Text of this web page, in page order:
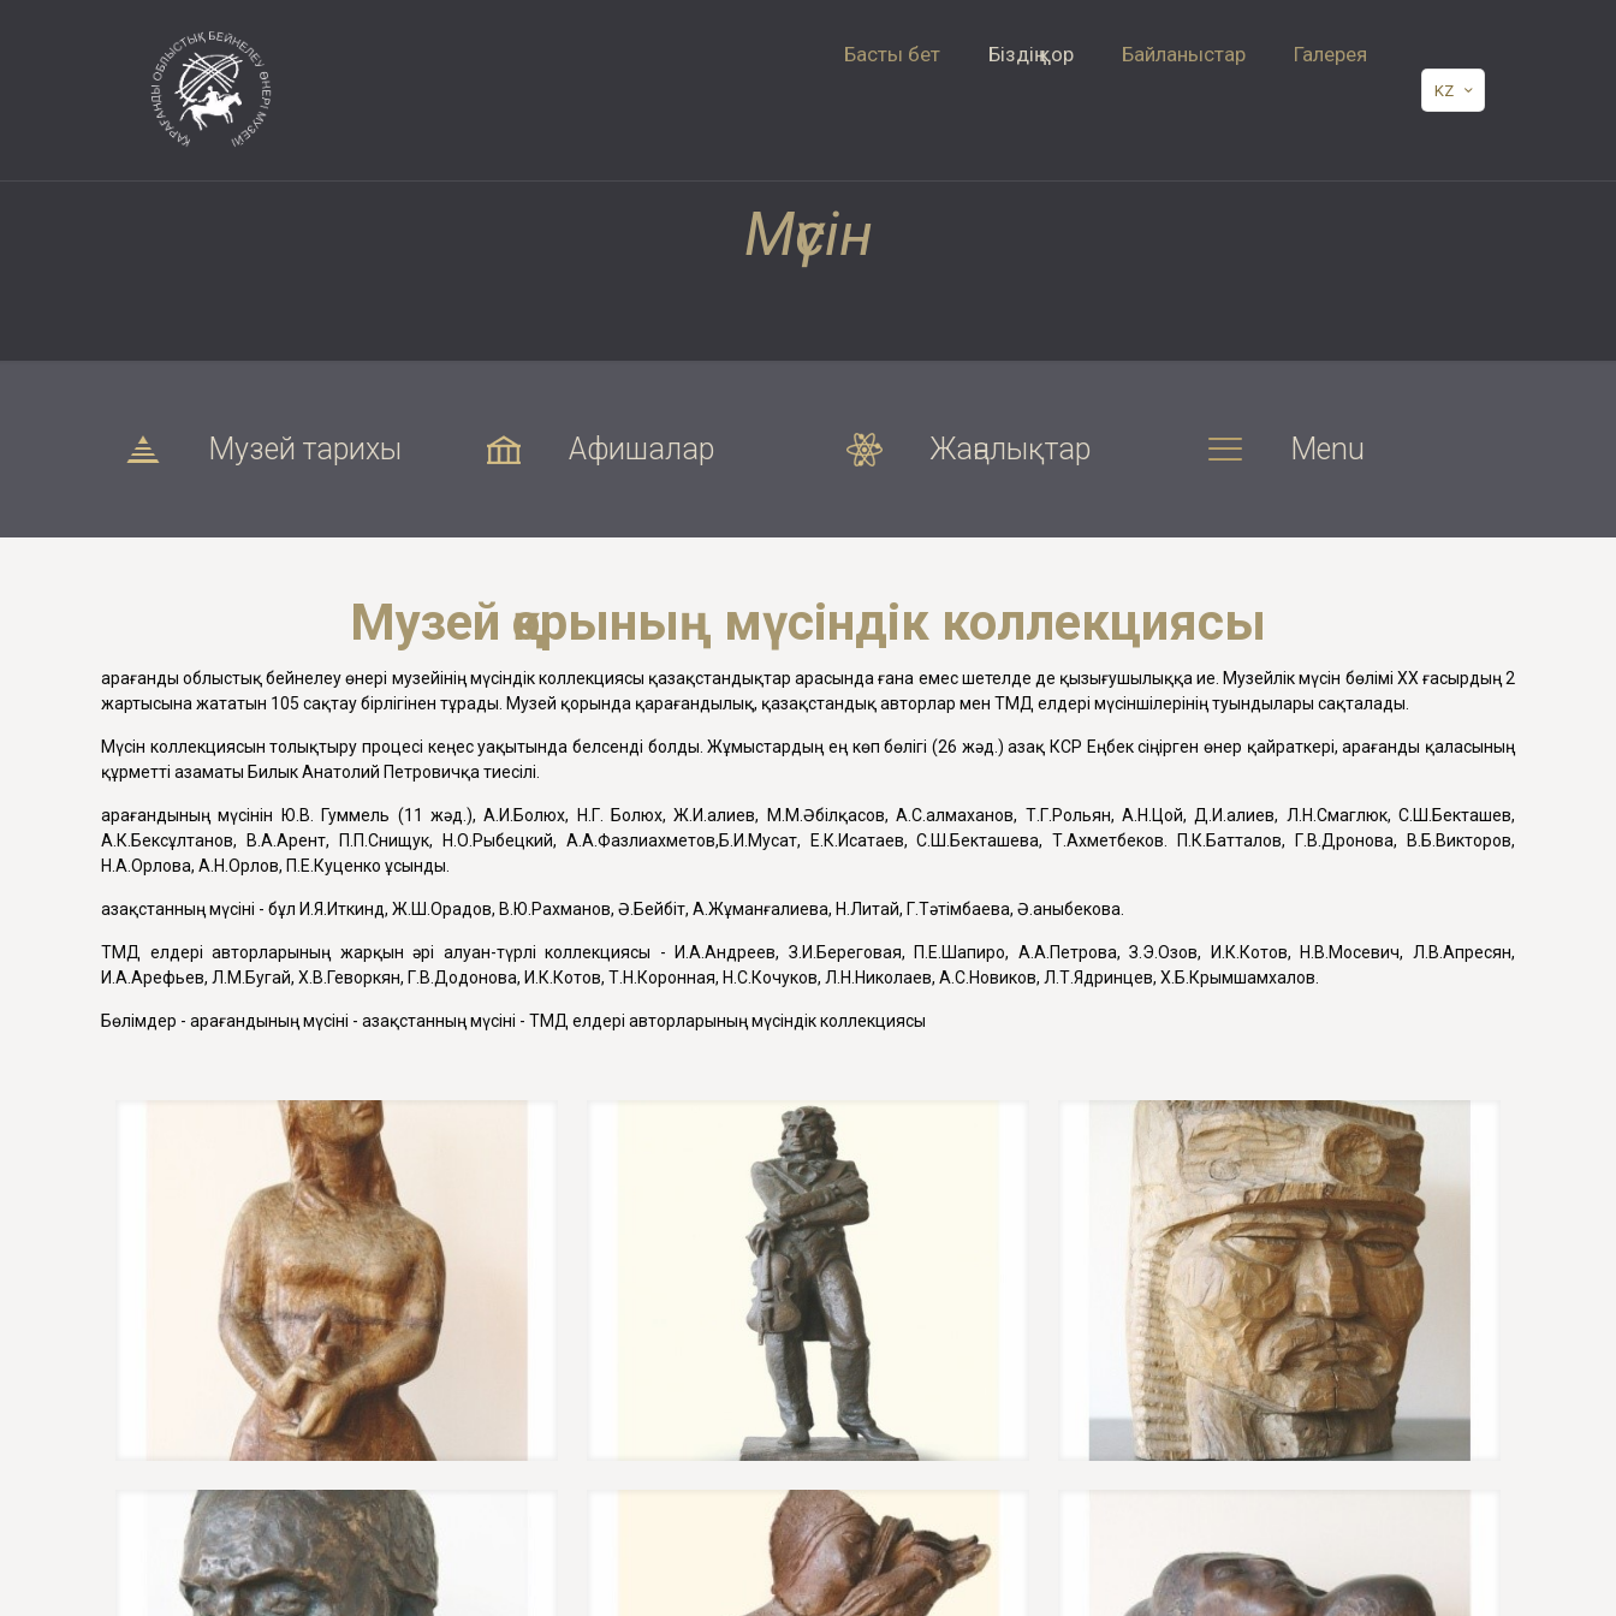
Басты бет Біздің қор Байланыстар Галерея
KZ
Мүсін
Музей тарихы Афишалар Жаңалықтар Menu
Музей қорының мүсіндік коллекциясы
Қарағанды облыстық бейнелеу өнері музейінің мүсіндік коллекциясы қазақстандықтар арасында ғана емес шетелде де қызығушылыққа ие. Музейлік мүсін бөлімі ХХ ғасырдың 2
жартысына жататын 105 сақтау бірлігінен тұрады. Музей қорында қарағандылық, қазақстандық авторлар мен ТМД елдері мүсіншілерінің туындылары сақталады.
Мүсін коллекциясын толықтыру процесі кеңес уақытында белсенді болды. Жұмыстардың ең көп бөлігі (26 жәд.) Қазақ КСР Еңбек сіңірген өнер қайраткері, Қарағанды қаласының
құрметті азаматы Билык Анатолий Петровичқа тиесілі.
Қарағандының мүсінін Ю.В. Гуммель (11 жәд.), А.И.Болюх, Н.Г. Болюх, Ж.И.Қалиев, М.М.Әбілқасов, А.С.Қалмаханов, Т.Г.Рольян, А.Н.Цой, Д.И.Қалиев, Л.Н.Смаглюк, С.Ш.Бекташев,
А.К.Бексұлтанов, В.А.Арент, П.П.Снищук, Н.О.Рыбецкий, А.А.Фазлиахметов,Б.И.Мусат, Е.К.Исатаев, С.Ш.Бекташева, Т.Ахметбеков. П.К.Батталов, Г.В.Дронова, В.Б.Викторов,
Н.А.Орлова, А.Н.Орлов, П.Е.Куценко ұсынды.
Қазақстанның мүсіні - бұл И.Я.Иткинд, Ж.Ш.Орадов, В.Ю.Рахманов, Ә.Бейбіт, А.Жұманғалиева, Н.Литай, Г.Тәтімбаева, Ә.Қаныбекова.
ТМД елдері авторларының жарқын әрі алуан-түрлі коллекциясы - И.А.Андреев, З.И.Береговая, П.Е.Шапиро, А.А.Петрова, З.Э.Озов, И.К.Котов, Н.В.Мосевич, Л.В.Апресян,
И.А.Арефьев, Л.М.Бугай, Х.В.Геворкян, Г.В.Додонова, И.К.Котов, Т.Н.Коронная, Н.С.Кочуков, Л.Н.Николаев, А.С.Новиков, Л.Т.Ядринцев, Х.Б.Крымшамхалов.
Бөлімдер - Қарағандының мүсіні - Қазақстанның мүсіні - ТМД елдері авторларының мүсіндік коллекциясы